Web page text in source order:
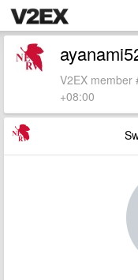
V2EX member
+08:00